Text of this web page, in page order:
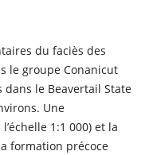
du faciès des
le groupe Conanicut
le Beavertail State
Une
1:1 000) et la
formation précoce